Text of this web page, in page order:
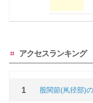
アクセスランキング
股関節(鼡径部)